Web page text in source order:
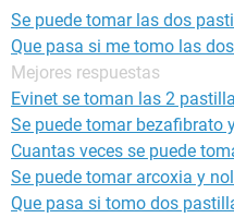
Se puede tomar las dos
Que pasa si me tomo las
Mejores respuestas
Evinet se toman las 2
Se puede tomar bezafibrato
Cuantas veces se puede
Se puede tomar arcoxia y
Que pasa si tomo dos